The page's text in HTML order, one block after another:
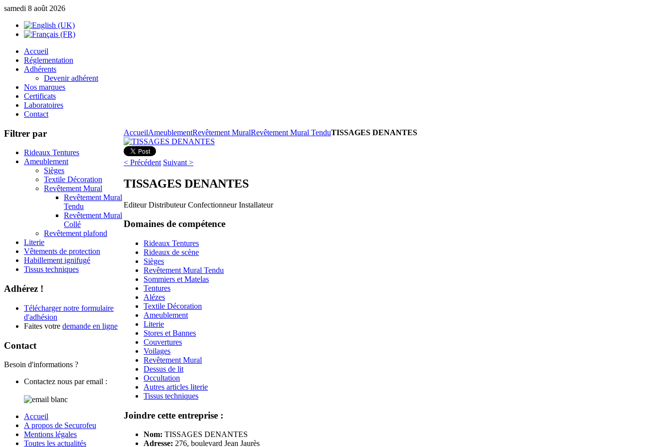
samedi 8 août 2026
Accueil
Réglementation
Adhérents
Devenir adhérent
Nos marques
Certificats
Laboratoires
Contact
AccueilAmeublementRevêtement MuralRevêtement Mural TenduTISSAGES DENANTES
< Précédent Suivant >
TISSAGES DENANTES
Editeur Distributeur Confectionneur Installateur
Domaines de compétence
Rideaux Tentures
Rideaux de scène
Sièges
Revêtement Mural Tendu
Sommiers et Matelas
Tentures
Alézes
Textile Décoration
Ameublement
Literie
Stores et Bannes
Couvertures
Voilages
Revêtement Mural
Dessus de lit
Occultation
Autres articles literie
Tissus techniques
Joindre cette entreprise :
Nom: TISSAGES DENANTES
Adresse: 276, boulevard Jean Jaurès
Filtrer par
Rideaux Tentures
Ameublement
Sièges
Textile Décoration
Revêtement Mural
Revêtement Mural
Tendu
Revêtement Mural
Collé
Revêtement plafond
Literie
Vêtements de protection
Habillement ignifugé
Tissus techniques
Adhérez !
Télécharger notre formulaire
d'adhésion
Faites votre demande en ligne
Contact
Besoin d'informations ?
Contactez nous par email :
Accueil
A propos de Securofeu
Mentions légales
Toutes les actualités